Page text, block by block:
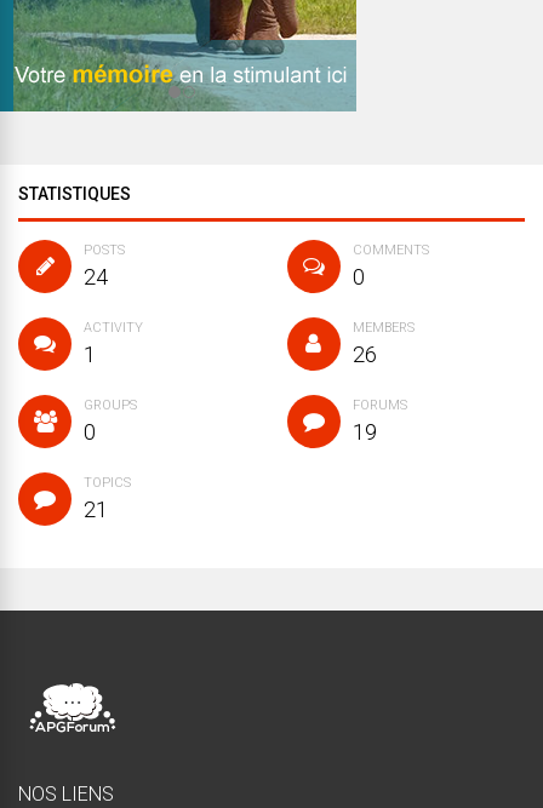
STATISTIQUES
POSTS
24
COMMENTS
0
ACTIVITY
1
MEMBERS
26
GROUPS
0
FORUMS
19
TOPICS
21
NOS LIENS